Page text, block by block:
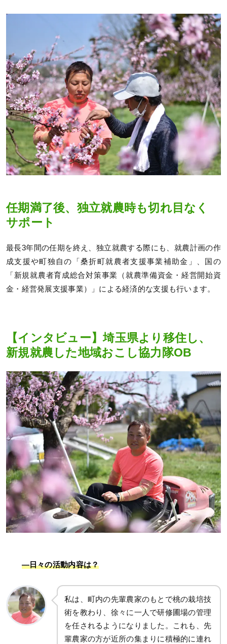
任期満了後、独立就農時も切れ目なく
サポート
最長3年間の任期を終え、独立就農する際にも、就農計画の作
成支援や町独自の「桑折町就農者支援事業補助金」、国の
「新規就農者育成総合対策事業（就農準備資金・経営開始資
金・経営発展支援事業）」による経済的な支援も行います。
【インタビュー】埼玉県より移住し、
新規就農した地域おこし協力隊OB
―日々の活動内容は？
私は、町内の先輩農家のもとで桃の栽培技
術を教わり、徐々に一人で研修圃場の管理
を任されるようになりました。これも、先
輩農家の方が近所の集まりに積極的に連れ